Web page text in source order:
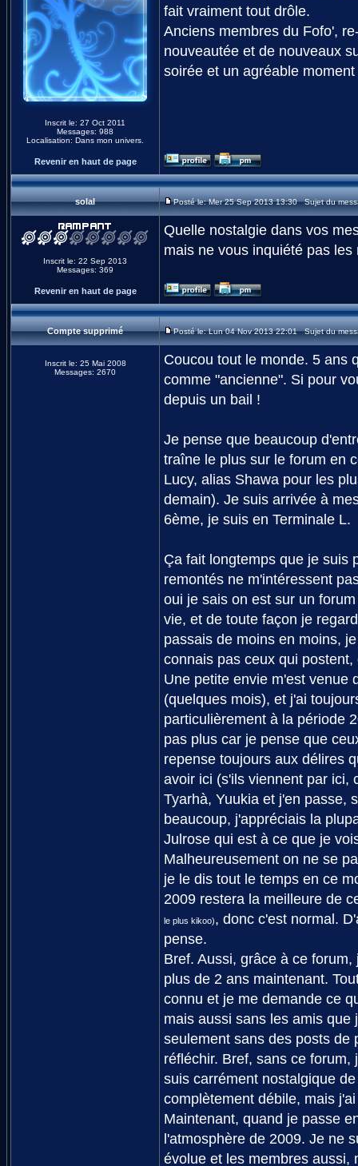
Inscrit le: 27 Oct 2011
Messages: 988
Localisation: Dans mon univers.
fait vraiment tout drôle.
Anciens membres du Fofo',
nouveautée et de nouveaux
soirée et un agréable
Revenir en haut de page
solal Posté le: Mer 25 Sep 2013 13:30 Sujet du
Inscrit le: 22 Sep 2013
Messages: 369
Quelle nostalgie dans vos
mais ne vous inquiété pas
Revenir en haut de page
Compte supprimé Posté le: Lun 04 Nov 2013 22:01 Sujet du
Inscrit le: 25 Mai 2008
Messages: 2670
Coucou tout le monde. 5 ans
comme "ancienne". Si pour
depuis un bail !
Je pense que beaucoup
traîne le plus sur le forum en
Lucy, alias Shawa pour les
demain). Je suis arrivée à
6ème, je suis en Terminale L.
Ça fait longtemps que je suis
remontés ne m'intéressent
oui je sais on est sur un
vie, et de toute façon je
passais de moins en moins,
connais pas ceux qui
Une petite envie m'est venue
(quelques mois), et j'ai
particulièrement à la période
pas plus car je pense que
repense toujours aux délires
avoir ici (s'ils viennent par ici,
Tyarhà, Yuukia et j'en passe,
beaucoup, j'appréciais la
Julrose qui est à ce que je
Malheureusement on ne se
je le dis tout le temps en ce
2009 restera la meilleure de
le plus kikoo), donc c'est normal.
pense.
Bref. Aussi, grâce à ce
plus de 2 ans maintenant.
connu et je me demande ce
mais aussi sans les amis
seulement sans des posts de
réfléchir. Bref, sans ce
suis carrément nostalgique
complètement débile, mais
Maintenant, quand je passe
l'atmosphère de 2009. Je ne
évolue et les membres aussi,